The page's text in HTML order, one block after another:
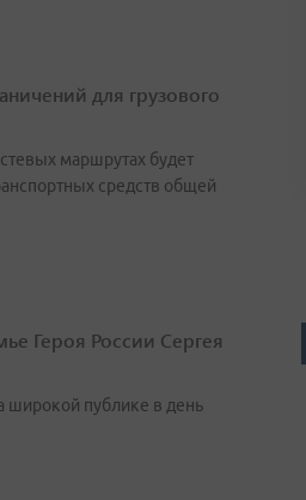
для грузового
маршрутах будет
средств общей
Героя России Сергея
широкой публике в день